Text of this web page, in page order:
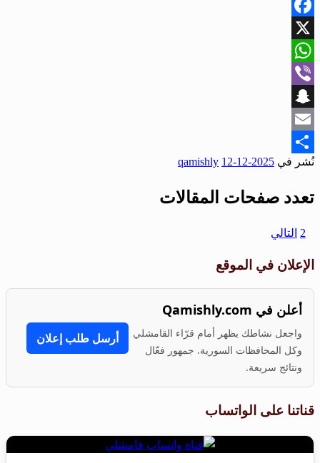
Facebook
X
WhatsApp
Viber
Snapchat
Email
Share
نُشر في 2025-12-12
qamishly
تعدد صفحات المقالات
2 التالي
الإعلان في الموقع
أعلن في Qamishly.com
واجعل نشاطك يظهر أمام قرّاء القامشلي
وكل المحافظات السورية. جمهور فعّال
ونتائج سريعة.
أرسل طلب إعلان
قناتنا على الواتساب